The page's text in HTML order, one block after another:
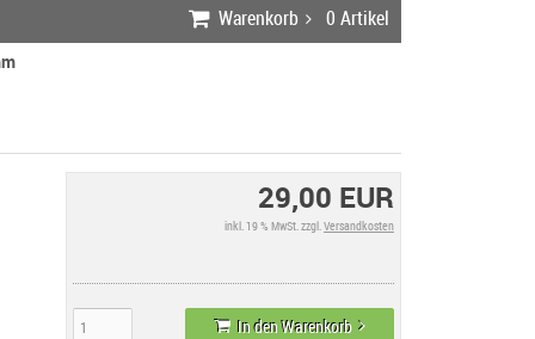
Warenkorb 0 Artikel
29,00 EUR
inkl. 19 % MwSt. zzgl.Versandkosten
In den Warenkorb